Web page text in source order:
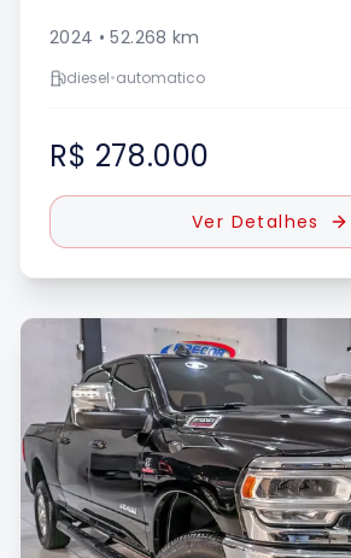
2024 •52.268 km
diesel•automatico
R$ 278.000
Ver Detalhes